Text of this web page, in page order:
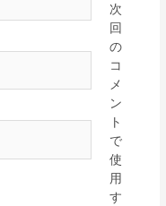
次
回
の
コ
メ
ン
ト
で
使
用
す